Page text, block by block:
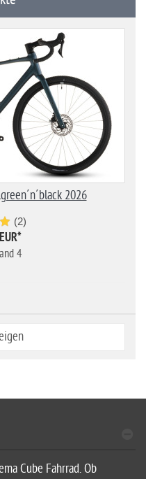
2026
(2)
*
4
Cube Fahrrad. Ob